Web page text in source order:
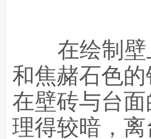
在绘制壁上
和焦赭石色
在壁砖与台
理得较暗，